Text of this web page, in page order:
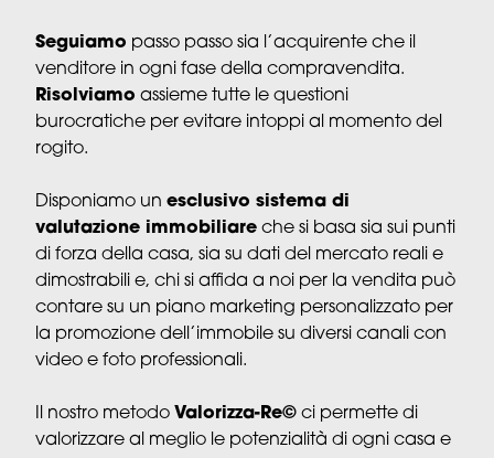
Seguiamo passo passo sia l’acquirente che il
venditore in ogni fase della compravendita.
Risolviamo assieme tutte le questioni
burocratiche per evitare intoppi al momento del
rogito.
Disponiamo un esclusivo sistema di
valutazione immobiliare che si basa sia sui punti
di forza della casa, sia su dati del mercato reali e
dimostrabili e, chi si affida a noi per la vendita può
contare su un piano marketing personalizzato per
la promozione dell’immobile su diversi canali con
video e foto professionali.
Il nostro metodo Valorizza-Re© ci permette di
valorizzare al meglio le potenzialità di ogni casa e